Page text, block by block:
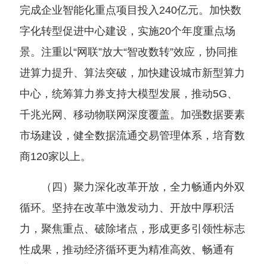
完成企业智能化重点项目投入240亿元。加快数
字化转型促进中心建设，实施20个年度重点场
景。注重以“网联”放大“智改数转”效应，协同推
进算力提升、算法突破，加快建设城市新型算力
中心，统筹算力券支持大模型发展，推动5G、
千兆光网、移动物联网深度覆盖。加强数据要素
市场建设，健全数据流通交易管理体系，培育数
商120家以上。
（四）聚力深化改革开放，全力畅通内外双
循环。坚持在改革中激发动力、开放中厚积活
力，聚焦重点、破除堵点，形成更多引领性标志
性成果，推动经济循环更为精准高效、畅通有